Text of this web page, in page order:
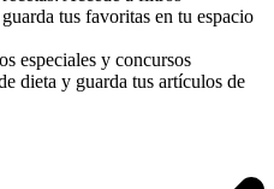
tus favoritas en tu espacio
especiales y concursos
dieta y guarda tus artículos de